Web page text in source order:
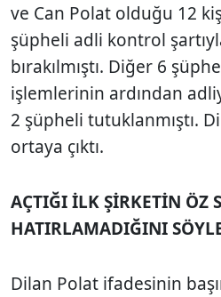
ve Can Polat olduğu 12
şüpheli adli kontrol
bırakılmıştı. Diğer 6
işlemlerinin ardından
2 şüpheli tutuklanmıştı.
ortaya çıktı.
AÇTIĞI İLK ŞİRKETİN ÖZ
HATIRLAMADIĞINI
Dilan Polat ifadesinin